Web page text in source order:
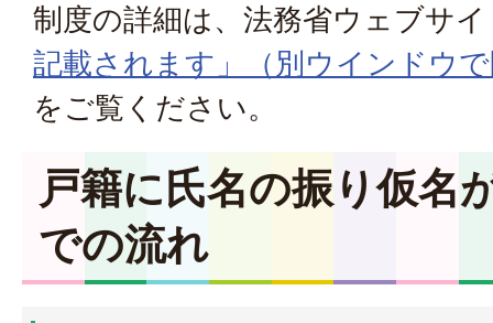
制度の詳細は、法務省ウェブサ
記載されます」（別ウインドウ
をご覧ください。
戸籍に氏名の振り仮名
での流れ